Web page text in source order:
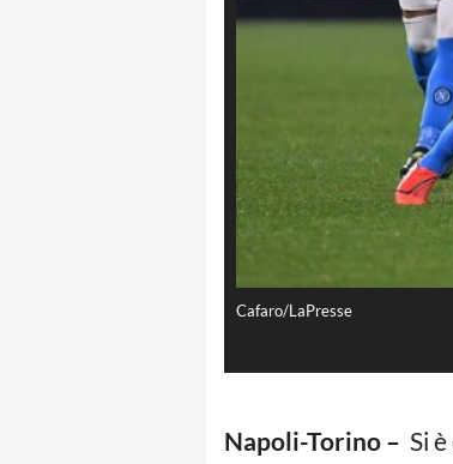
Cafaro/LaPresse
Napoli-Torino – Si